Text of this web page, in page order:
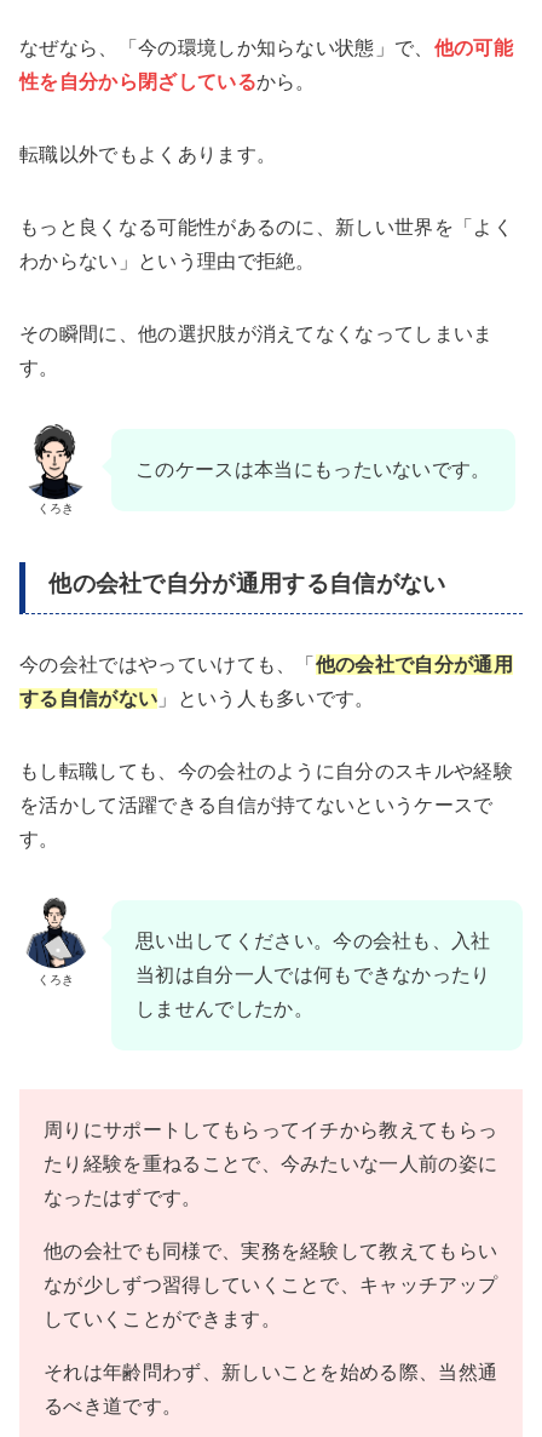
なぜなら、「今の環境しか知らない状態」で、 他の可能
性を自分から閉ざしているから。
転職以外でもよくあります。
もっと良くなる可能性があるのに、新しい世界を「よく
わからない」という理由で拒絶。
その瞬間に、他の選択肢が消えてなくなってしまいま
す。
くろき
このケースは本当にもったいないです。
他の会社で自分が通用する自信がない
今の会社ではやっていけても、「 他の会社で自分が通用
する自信がない 」という人も多いです。
もし転職しても、今の会社のように自分のスキルや経験
を活かして活躍できる自信が持てないというケースで
す。
くろき
思い出してください。今の会社も、入社
当初は自分一人では何もできなかったり
しませんでしたか。
周りにサポートしてもらってイチから教えてもらっ
たり経験を重ねることで、今みたいな一人前の姿に
なったはずです。
他の会社でも同様で、実務を経験して教えてもらい
なが少しずつ習得していくことで、キャッチアップ
していくことができます。
それは年齢問わず、新しいことを始める際、当然通
るべき道です。